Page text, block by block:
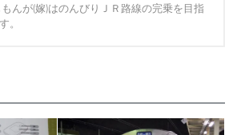
んが(嫁)はのんびりＪＲ路線の完乗を目指
。